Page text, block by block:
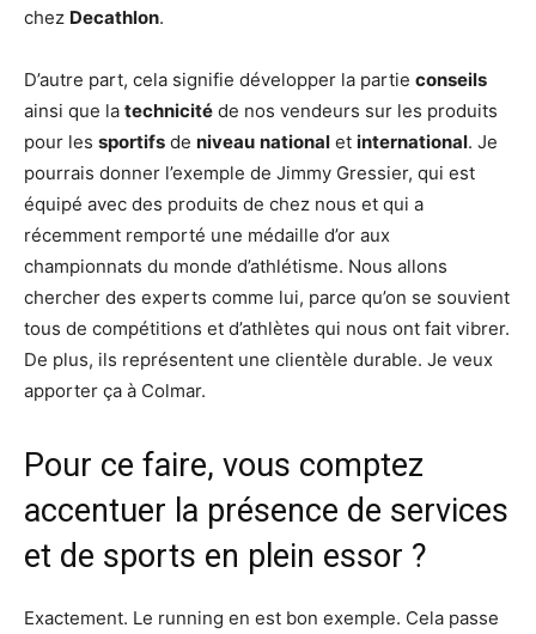
chez Decathlon.
D’autre part, cela signifie développer la partie conseils
ainsi que la technicité de nos vendeurs sur les produits
pour les sportifs de niveau national et international. Je
pourrais donner l’exemple de Jimmy Gressier, qui est
équipé avec des produits de chez nous et qui a
récemment remporté une médaille d’or aux
championnats du monde d’athlétisme. Nous allons
chercher des experts comme lui, parce qu’on se souvient
tous de compétitions et d’athlètes qui nous ont fait vibrer.
De plus, ils représentent une clientèle durable. Je veux
apporter ça à Colmar.
Pour ce faire, vous comptez
accentuer la présence de services
et de sports en plein essor ?
Exactement. Le running en est bon exemple. Cela passe